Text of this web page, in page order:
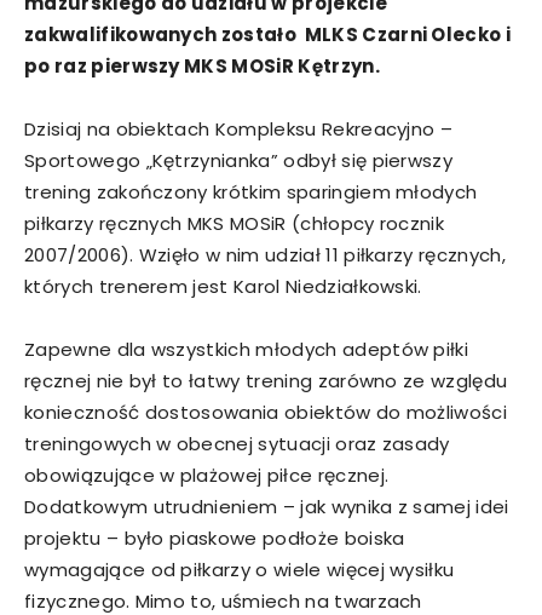
zakwalifikowanych zostało MLKS Czarni Olecko i
po raz pierwszy MKS MOSiR Kętrzyn.
Dzisiaj na obiektach Kompleksu Rekreacyjno –
Sportowego „Kętrzynianka” odbył się pierwszy
trening zakończony krótkim sparingiem młodych
piłkarzy ręcznych MKS MOSiR (chłopcy rocznik
2007/2006). Wzięło w nim udział 11 piłkarzy ręcznych,
których trenerem jest Karol Niedziałkowski.
Zapewne dla wszystkich młodych adeptów piłki
ręcznej nie był to łatwy trening zarówno ze względu
konieczność dostosowania obiektów do możliwości
treningowych w obecnej sytuacji oraz zasady
obowiązujące w plażowej piłce ręcznej.
Dodatkowym utrudnieniem – jak wynika z samej idei
projektu – było piaskowe podłoże boiska
wymagające od piłkarzy o wiele więcej wysiłku
fizycznego. Mimo to, uśmiech na twarzach